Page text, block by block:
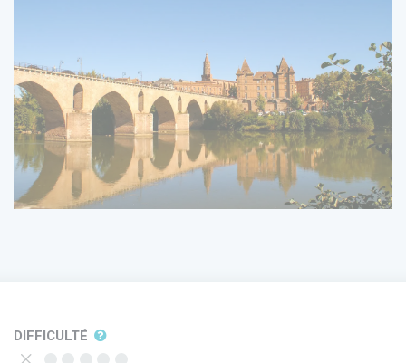
DIFFICULTÉ